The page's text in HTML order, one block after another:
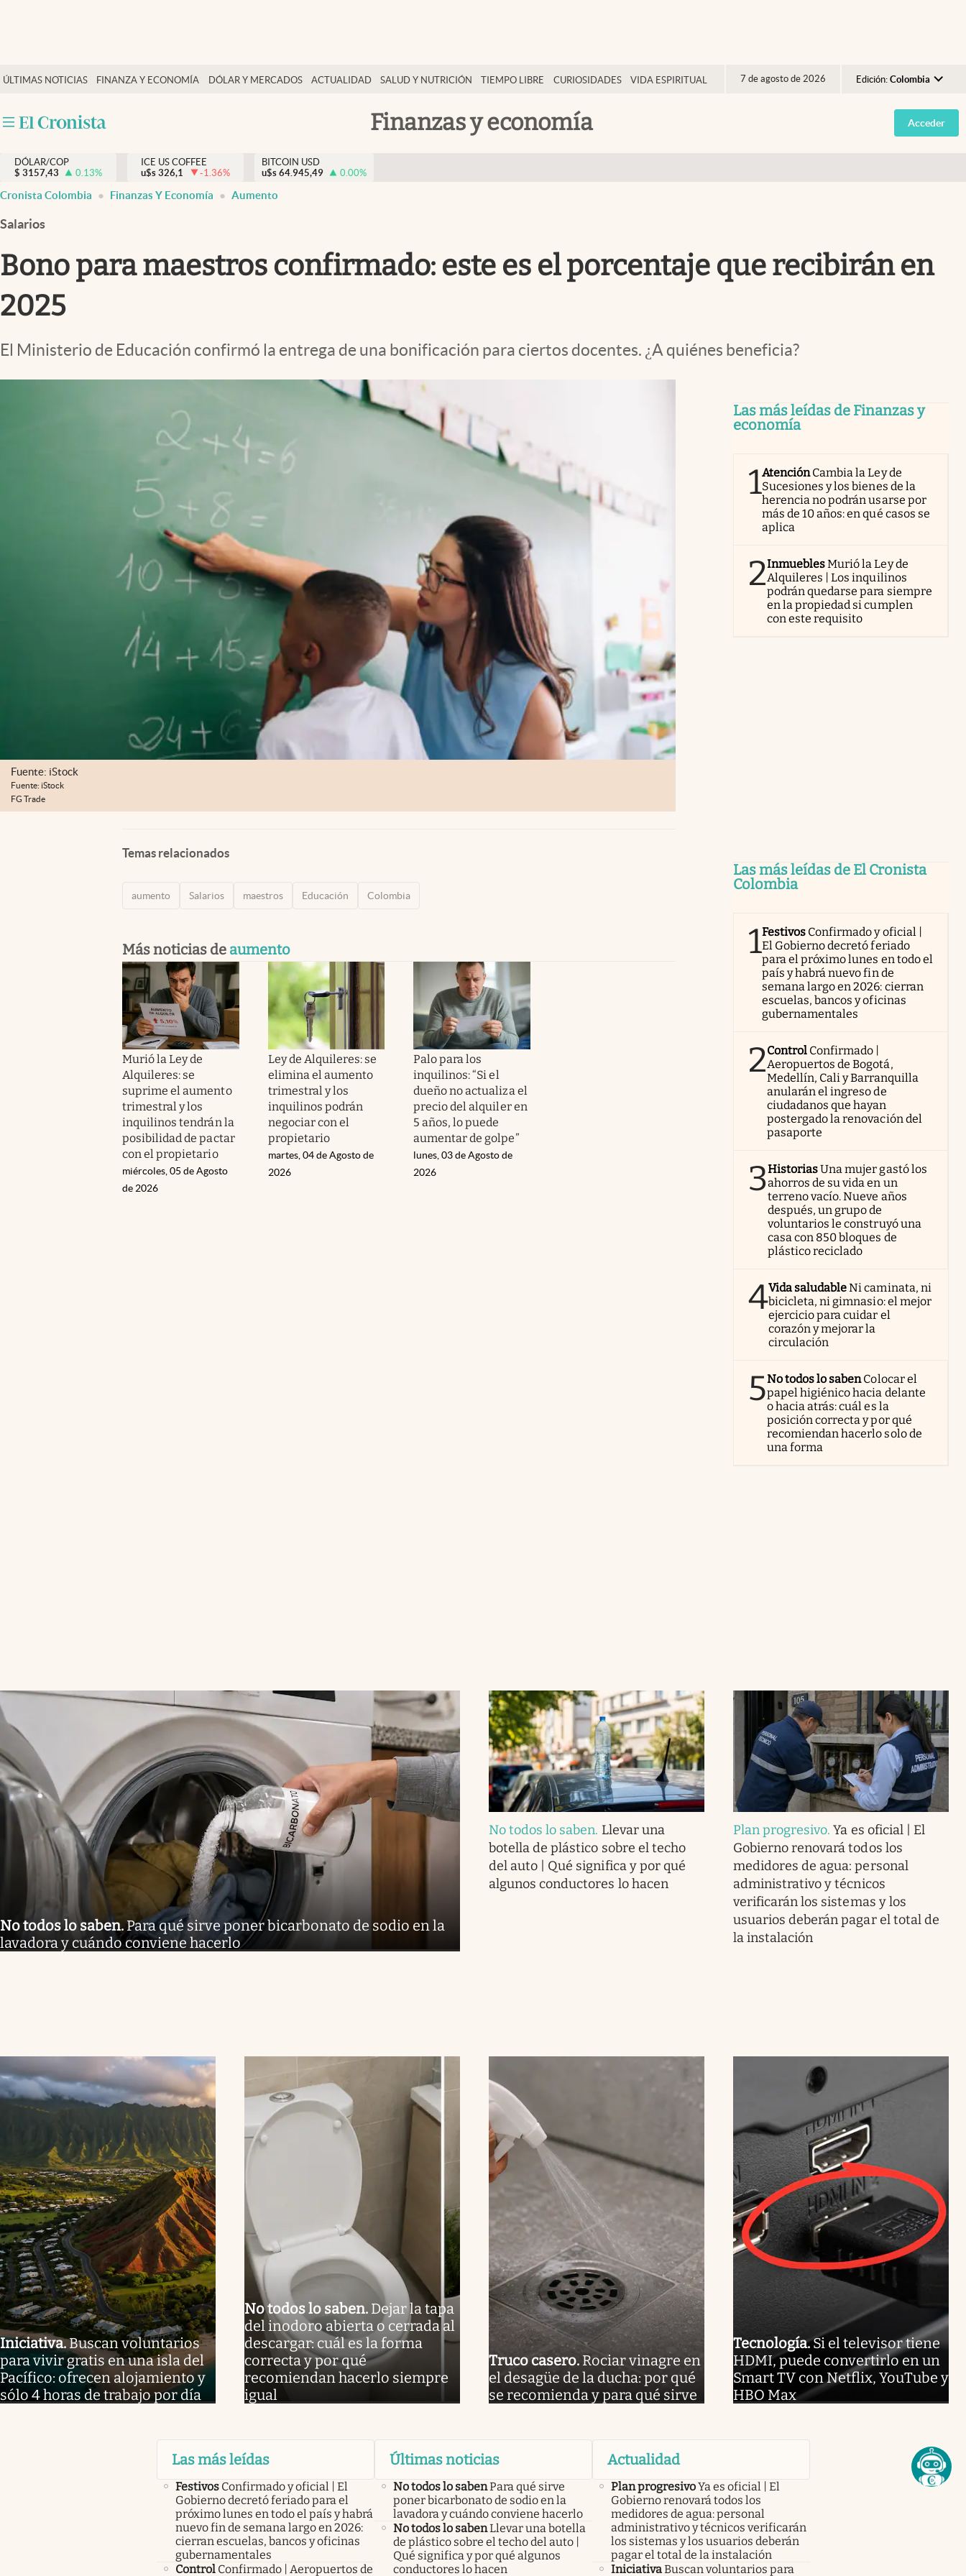
ÚLTIMAS NOTICIAS FINANZA Y ECONOMÍA DÓLAR Y MERCADOS ACTUALIDAD SALUD Y NUTRICIÓN TIEMPO LIBRE CURIOSIDADES VIDA ESPIRITUAL 7 de agosto de 2026 Edición: Colombia
Argentina
España
Finanzas y economía
Salud y nutrición
Tiempo libre
Dólar y mercados
Curiosidades
Acceder
DÓLAR/COP
$ 3157,43 0.13%
ICE US COFFEE
u$s 326,1 -1.36%
BITCOIN USD
u$s 64.945,49 0.00%
Cronista Colombia Finanzas Y Economía Aumento
Salarios
Bono para maestros confirmado: este es el porcentaje que recibirán en
2025
El Ministerio de Educación confirmó la entrega de una bonificación para ciertos docentes. ¿A quiénes beneficia?
Fuente: iStock
Fuente: iStock
FG Trade
Temas relacionados
aumento Salarios maestros Educación Colombia
Más noticias de aumento
Murió la Ley de
Alquileres: se
suprime el aumento
trimestral y los
inquilinos tendrán la
posibilidad de pactar
con el propietario
miércoles, 05 de Agosto
de 2026
Ley de Alquileres: se
elimina el aumento
trimestral y los
inquilinos podrán
negociar con el
propietario
martes, 04 de Agosto de
2026
Palo para los
inquilinos: “Si el
dueño no actualiza el
precio del alquiler en
5 años, lo puede
aumentar de golpe”
lunes, 03 de Agosto de
2026
Las más leídas de Finanzas y
economía
1AtenciónCambia la Ley de
Sucesiones y los bienes de la
herencia no podrán usarse por
más de 10 años: en qué casos se
aplica
2InmueblesMurió la Ley de
Alquileres | Los inquilinos
podrán quedarse para siempre
en la propiedad si cumplen
con este requisito
Las más leídas de El Cronista
Colombia
1Festivos Confirmado y oficial |
El Gobierno decretó feriado
para el próximo lunes en todo el
país y habrá nuevo fin de
semana largo en 2026: cierran
escuelas, bancos y oficinas
gubernamentales
2Control Confirmado |
Aeropuertos de Bogotá,
Medellín, Cali y Barranquilla
anularán el ingreso de
ciudadanos que hayan
postergado la renovación del
pasaporte
3HistoriasUna mujer gastó los
ahorros de su vida en un
terreno vacío. Nueve años
después, un grupo de
voluntarios le construyó una
casa con 850 bloques de
plástico reciclado
4Vida saludableNi caminata, ni
bicicleta, ni gimnasio: el mejor
ejercicio para cuidar el
corazón y mejorar la
circulación
5No todos lo sabenColocar el
papel higiénico hacia delante
o hacia atrás: cuál es la
posición correcta y por qué
recomiendan hacerlo solo de
una forma
No todos lo saben.Para qué sirve poner bicarbonato de sodio en la
lavadora y cuándo conviene hacerlo
No todos lo saben. Llevar una
botella de plástico sobre el techo
del auto | Qué significa y por qué
algunos conductores lo hacen
Plan progresivo.Ya es oficial | El
Gobierno renovará todos los
medidores de agua: personal
administrativo y técnicos
verificarán los sistemas y los
usuarios deberán pagar el total de
la instalación
Iniciativa.Buscan voluntarios
para vivir gratis en una isla del
Pacífico: ofrecen alojamiento y
sólo 4 horas de trabajo por día
No todos lo saben. Dejar la tapa
del inodoro abierta o cerrada al
descargar: cuál es la forma
correcta y por qué
recomiendan hacerlo siempre
igual
Truco casero. Rociar vinagre en
el desagüe de la ducha: por qué
se recomienda y para qué sirve
Tecnología.Si el televisor tiene
HDMI, puede convertirlo en un
Smart TV con Netflix, YouTube y
HBO Max
Las más leídas
Festivos Confirmado y oficial | El
Gobierno decretó feriado para el
próximo lunes en todo el país y habrá
nuevo fin de semana largo en 2026:
cierran escuelas, bancos y oficinas
gubernamentales
Control Confirmado | Aeropuertos de
Últimas noticias
No todos lo sabenPara qué sirve
poner bicarbonato de sodio en la
lavadora y cuándo conviene hacerlo
No todos lo sabenLlevar una botella
de plástico sobre el techo del auto |
Qué significa y por qué algunos
conductores lo hacen
Actualidad
Plan progresivoYa es oficial | El
Gobierno renovará todos los
medidores de agua: personal
administrativo y técnicos verificarán
los sistemas y los usuarios deberán
pagar el total de la instalación
IniciativaBuscan voluntarios para